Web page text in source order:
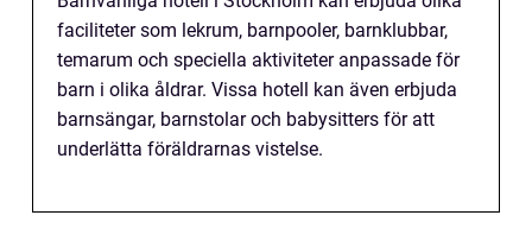
faciliteter som lekrum, barnpooler, barnklubbar,
temarum och speciella aktiviteter anpassade för
barn i olika åldrar. Vissa hotell kan även erbjuda
barnsängar, barnstolar och babysitters för att
underlätta föräldrarnas vistelse.